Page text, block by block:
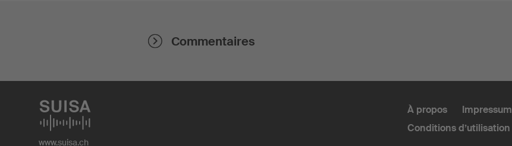
Commentaires
www.suisa.ch
À propos Impressum
Conditions d’utilisation